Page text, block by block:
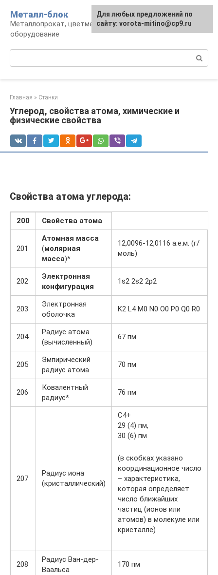
контенту
Металл-блок
Металлопрокат, цветмет, обработка и
оборудование
Главная » Станки
Углерод, свойства атома, химические и
физические свойства
Свойства атома углерода:
200 Свойства атома
201
Атомная масса
(молярная
масса)*
12,0096-12,0116 а.е.м. (г/
моль)
202
Электронная
конфигурация
1s2 2s2 2p2
203
Электронная
оболочка
K2 L4 M0 N0 O0 P0 Q0 R0
204
Радиус атома
(вычисленный)
67 пм
205
Эмпирический
радиус атома
70 пм
206
Ковалентный
радиус*
76 пм
207
Радиус иона
(кристаллический)
C4+
29 (4) пм,
30 (6) пм
(в скобках указано
координационное число
– характеристика,
которая определяет
число ближайших
частиц (ионов или
атомов) в молекуле или
кристалле)
208
Радиус Ван-дер-
Ваальса
170 пм
Для любых предложений по
сайту: vorota-mitino@cp9.ru